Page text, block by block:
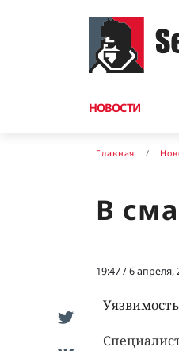
НОВОСТИ
Главная
В
19:47 / 6 апреля,